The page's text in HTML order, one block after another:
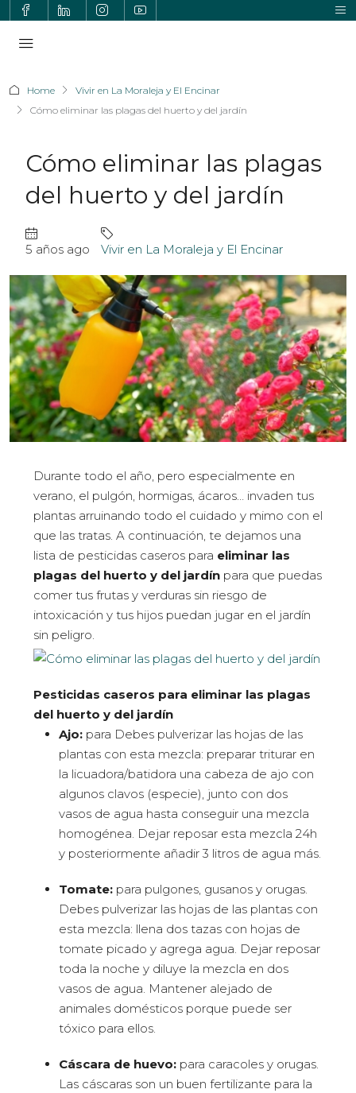
Home
Vivir en La Moraleja y El Encinar
Cómo eliminar las plagas del huerto y del jardín
Cómo eliminar las plagas
del huerto y del jardín
5 años ago Vivir en La Moraleja y El Encinar
Durante todo el año, pero especialmente en
verano, el pulgón, hormigas, ácaros… invaden tus
plantas arruinando todo el cuidado y mimo con el
que las tratas. A continuación, te dejamos una
lista de pesticidas caseros para eliminar las
plagas del huerto y del jardín para que puedas
comer tus frutas y verduras sin riesgo de
intoxicación y tus hijos puedan jugar en el jardín
sin peligro.
Pesticidas caseros para eliminar las plagas
del huerto y del jardín
Ajo: para Debes pulverizar las hojas de las
plantas con esta mezcla: preparar triturar en
la licuadora/batidora una cabeza de ajo con
algunos clavos (especie), junto con dos
vasos de agua hasta conseguir una mezcla
homogénea. Dejar reposar esta mezcla 24h
y posteriormente añadir 3 litros de agua más.
Tomate: para pulgones, gusanos y orugas.
Debes pulverizar las hojas de las plantas con
esta mezcla: llena dos tazas con hojas de
tomate picado y agrega agua. Dejar reposar
toda la noche y diluye la mezcla en dos
vasos de agua. Mantener alejado de
animales domésticos porque puede ser
tóxico para ellos.
Cáscara de huevo: para caracoles y orugas.
Las cáscaras son un buen fertilizante para la